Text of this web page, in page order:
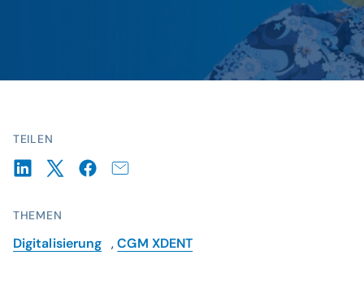
TEILEN
THEMEN
Digitalisierung ,CGM XDENT